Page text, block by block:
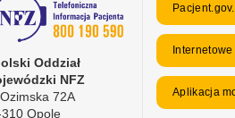
Oddział
NFZ
72A
Opole
Aplikacja